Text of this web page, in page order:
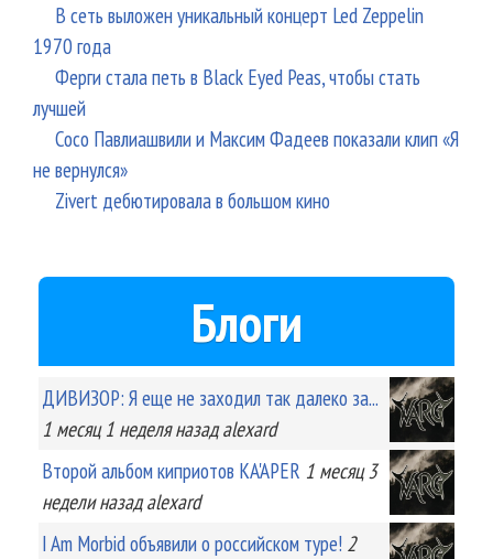
В сеть выложен уникальный концерт Led Zeppelin
1970 года
Ферги стала петь в Black Eyed Peas, чтобы стать
лучшей
Сосо Павлиашвили и Максим Фадеев показали клип «Я
не вернулся»
Zivert дебютировала в большом кино
Блоги
ДИВИЗОР: Я еще не заходил так далеко за...
1 месяц 1 неделяназад alexard
Второй альбом киприотов KA'APER 1 месяц 3
неделиназад alexard
I Am Morbid объявили о российском туре! 2